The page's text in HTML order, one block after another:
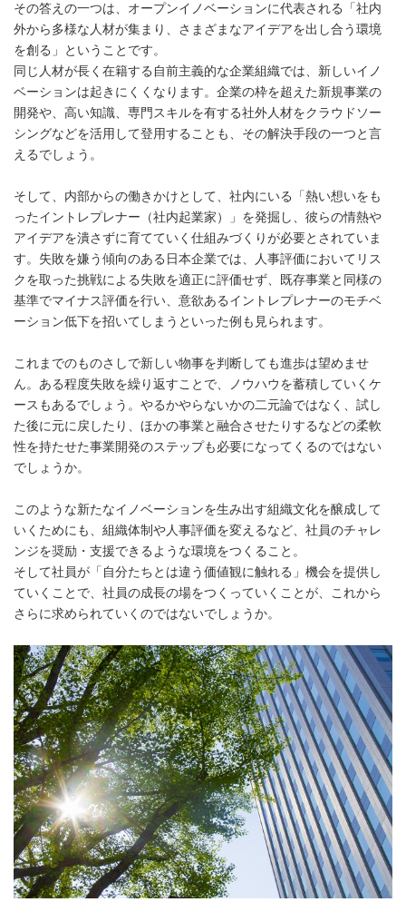
その答えの一つは、オープンイノベーションに代表される「社内
外から多様な人材が集まり、さまざまなアイデアを出し合う環境
を創る」ということです。
同じ人材が長く在籍する自前主義的な企業組織では、新しいイノ
ベーションは起きにくくなります。企業の枠を超えた新規事業の
開発や、高い知識、専門スキルを有する社外人材をクラウドソー
シングなどを活用して登用することも、その解決手段の一つと言
えるでしょう。
そして、内部からの働きかけとして、社内にいる「熱い想いをも
ったイントレプレナー（社内起業家）」を発掘し、彼らの情熱や
アイデアを潰さずに育てていく仕組みづくりが必要とされていま
す。失敗を嫌う傾向のある日本企業では、人事評価においてリス
クを取った挑戦による失敗を適正に評価せず、既存事業と同様の
基準でマイナス評価を行い、意欲あるイントレプレナーのモチベ
ーション低下を招いてしまうといった例も見られます。
これまでのものさしで新しい物事を判断しても進歩は望めませ
ん。ある程度失敗を繰り返すことで、ノウハウを蓄積していくケ
ースもあるでしょう。やるかやらないかの二元論ではなく、試し
た後に元に戻したり、ほかの事業と融合させたりするなどの柔軟
性を持たせた事業開発のステップも必要になってくるのではない
でしょうか。
このような新たなイノベーションを生み出す組織文化を醸成して
いくためにも、組織体制や人事評価を変えるなど、社員のチャレ
ンジを奨励・支援できるような環境をつくること。
そして社員が「自分たちとは違う価値観に触れる」機会を提供し
ていくことで、社員の成長の場をつくっていくことが、これから
さらに求められていくのではないでしょうか。